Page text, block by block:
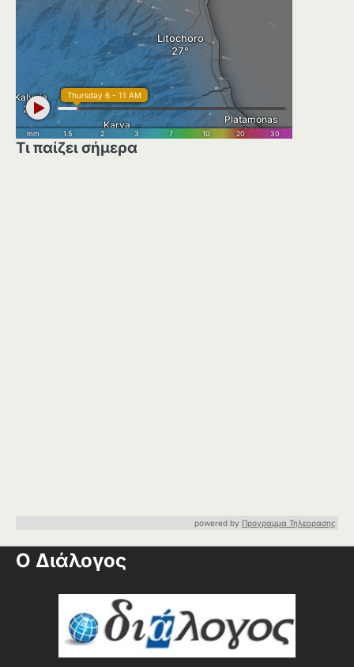
Τι παίζει σήμερα
powered by Προγραμμα Τηλεορασης
Ο Διάλογος